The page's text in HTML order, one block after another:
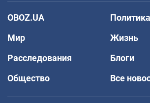
OBOZ.UA
Политика
Мир
Жизнь
Расследования
Блоги
Общество
Все